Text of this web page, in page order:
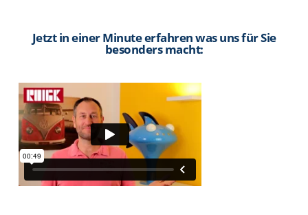
Jetzt in einer Minute erfahren was uns für Sie
besonders macht: